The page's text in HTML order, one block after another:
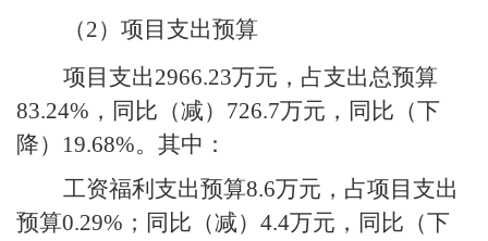
（2）项目支出预算
项目支出2966.23万元，占支出总预算
83.24% ，同比（减） 726.7万元，同比（下
降） 19.68%。其中：
工资福利支出预算8.6万元，占项目支出
预算0.29% ；同比（减） 4.4万元，同比（下